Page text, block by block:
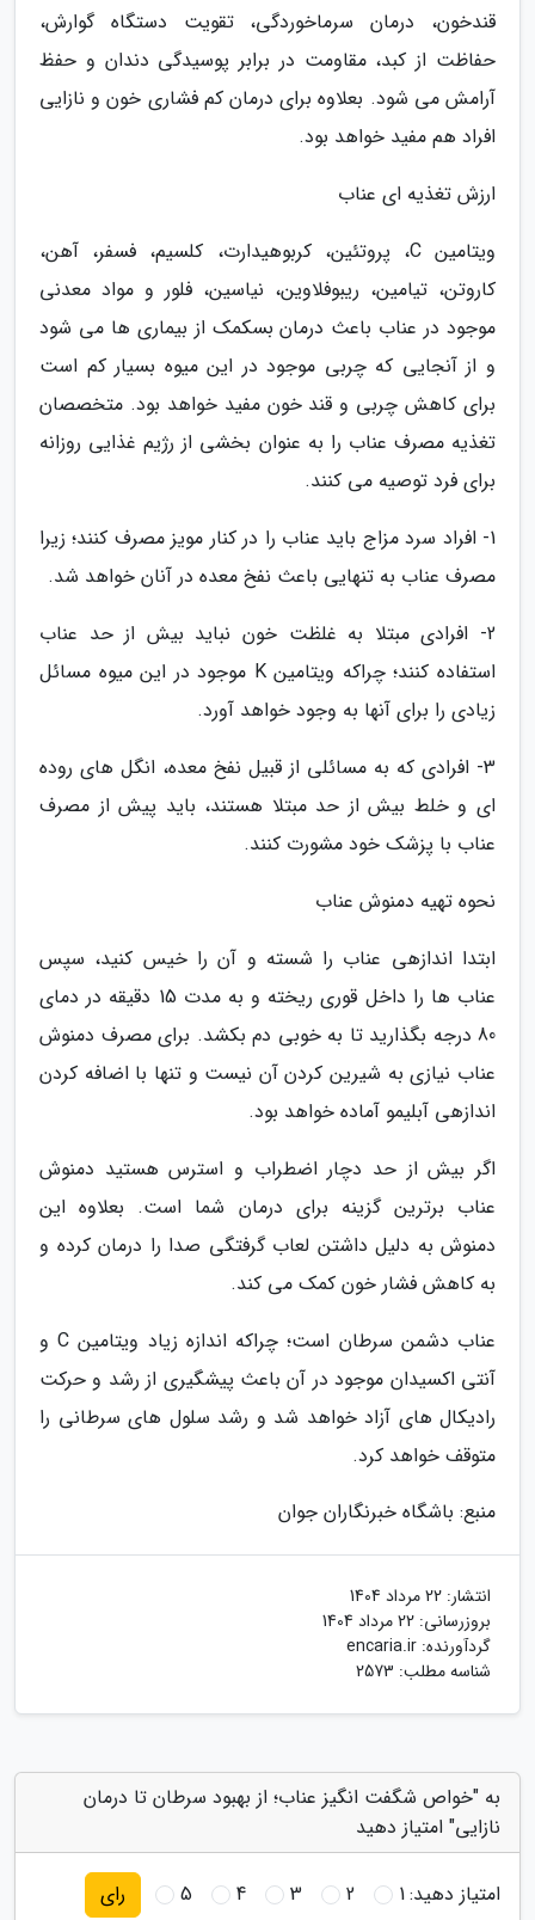
قندخون، درمان سرماخوردگی، تقویت دستگاه گوارش،
حفاظت از کبد، مقاومت در برابر پوسیدگی دندان و حفظ
آرامش می شود. بعلاوه برای درمان کم فشاری خون و نازایی
افراد هم مفید خواهد بود.
ارزش تغذیه ای عناب
ویتامین C، پروتئین، کربوهیدارت، کلسیم، فسفر، آهن،
کاروتن، تیامین، ریبوفلاوین، نیاسین، فلور و مواد معدنی
موجود در عناب باعث درمان بسکمک از بیماری ها می شود
و از آنجایی که چربی موجود در این میوه بسیار کم است
برای کاهش چربی و قند خون مفید خواهد بود. متخصصان
تغذیه مصرف عناب را به عنوان بخشی از رژیم غذایی روزانه
برای فرد توصیه می کنند.
1- افراد سرد مزاج باید عناب را در کنار مویز مصرف کنند؛ زیرا
مصرف عناب به تنهایی باعث نفخ معده در آنان خواهد شد.
2- افرادی مبتلا به غلظت خون نباید بیش از حد عناب
استفاده کنند؛ چراکه ویتامین K موجود در این میوه مسائل
زیادی را برای آنها به وجود خواهد آورد.
3- افرادی که به مسائلی از قبیل نفخ معده، انگل های روده
ای و خلط بیش از حد مبتلا هستند، باید پیش از مصرف
عناب با پزشک خود مشورت کنند.
نحوه تهیه دمنوش عناب
ابتدا اندازهی عناب را شسته و آن را خیس کنید، سپس
عناب ها را داخل قوری ریخته و به مدت 15 دقیقه در دمای
80 درجه بگذارید تا به خوبی دم بکشد. برای مصرف دمنوش
عناب نیازی به شیرین کردن آن نیست و تنها با اضافه کردن
اندازهی آبلیمو آماده خواهد بود.
اگر بیش از حد دچار اضطراب و استرس هستید دمنوش
عناب برترین گزینه برای درمان شما است. بعلاوه این
دمنوش به دلیل داشتن لعاب گرفتگی صدا را درمان کرده و
به کاهش فشار خون کمک می کند.
عناب دشمن سرطان است؛ چراکه اندازه زیاد ویتامین C و
آنتی اکسیدان موجود در آن باعث پیشگیری از رشد و حرکت
رادیکال های آزاد خواهد شد و رشد سلول های سرطانی را
متوقف خواهد کرد.
منبع: باشگاه خبرنگاران جوان
انتشار: 22 مرداد 1404
بروزرسانی: 22 مرداد 1404
گردآورنده: encaria.ir
شناسه مطلب: 2573
به "خواص شگفت انگیز عناب؛ از بهبود سرطان تا درمان
نازایی" امتیاز دهید
امتیاز دهید:1
2
3
4
5 رای